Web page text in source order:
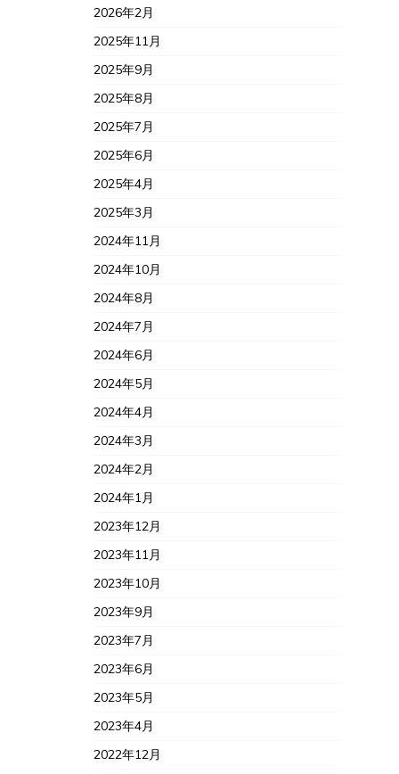
2026年2月
2025年11月
2025年9月
2025年8月
2025年7月
2025年6月
2025年4月
2025年3月
2024年11月
2024年10月
2024年8月
2024年7月
2024年6月
2024年5月
2024年4月
2024年3月
2024年2月
2024年1月
2023年12月
2023年11月
2023年10月
2023年9月
2023年7月
2023年6月
2023年5月
2023年4月
2022年12月